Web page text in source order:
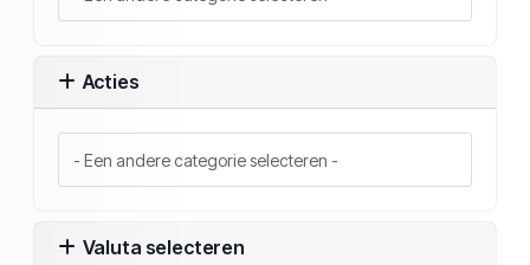
Acties
Valuta selecteren